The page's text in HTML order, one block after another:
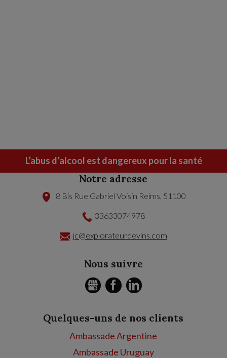
L’abus d’alcool est dangereux pour la santé
Notre adresse
8 Bis Rue Gabriel Voisin Reims 51100
33633074978
jc@explorateurdevins.com
Nous suivre
GMB FACEBOOK
Quelques-uns de nos clients
Ambassade Argentine
Ambassade Uruguay